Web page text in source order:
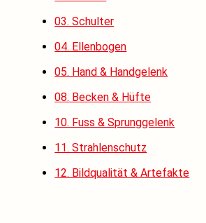
03. Schulter
04. Ellenbogen
05. Hand & Handgelenk
08. Becken & Hüfte
10. Fuss & Sprunggelenk
11. Strahlenschutz
12. Bildqualität & Artefakte